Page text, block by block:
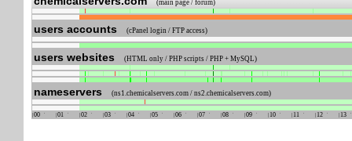
(main page / forum)
users accounts (cPanel login / FTP access)
users websites (HTML only / PHP scripts / PHP + MySQL)
nameservers (ns1.chemicalservers.com / ns2.chemicalservers.com)
00 01 02 03 04 05 06 07 08 09 10 11 12 13